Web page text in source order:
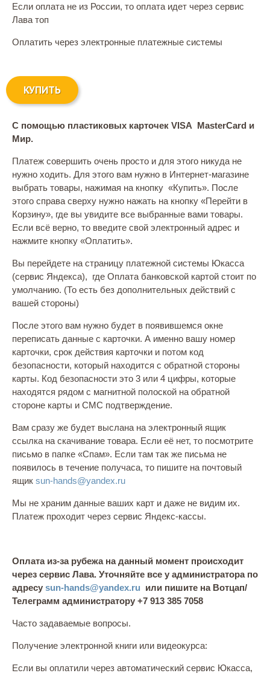
Если оплата не из России, то оплата идет через сервис
Лава топ
Оплатить через электронные платежные системы
КУПИТЬ
С помощью пластиковых карточек VISA MasterCard и
Мир.
Платеж совершить очень просто и для этого никуда не
нужно ходить. Для этого вам нужно в Интернет-магазине
выбрать товары, нажимая на кнопку «Купить». После
этого справа сверху нужно нажать на кнопку «Перейти в
Корзину», где вы увидите все выбранные вами товары.
Если всё верно, то введите свой электронный адрес и
нажмите кнопку «Оплатить».
Вы перейдете на страницу платежной системы Юкасса
(сервис Яндекса), где Оплата банковской картой стоит по
умолчанию. (То есть без дополнительных действий с
вашей стороны)
После этого вам нужно будет в появившемся окне
переписать данные с карточки. А именно вашу номер
карточки, срок действия карточки и потом код
безопасности, который находится с обратной стороны
карты. Код безопасности это 3 или 4 цифры, которые
находятся рядом с магнитной полоской на обратной
стороне карты и СМС подтверждение.
Вам сразу же будет выслана на электронный ящик
ссылка на скачивание товара. Если её нет, то посмотрите
письмо в папке «Спам». Если там так же письма не
появилось в течение получаса, то пишите на почтовый
ящик sun-hands@yandex.ru
Мы не храним данные ваших карт и даже не видим их.
Платеж проходит через сервис Яндекс-кассы.
Оплата из-за рубежа на данный момент происходит
через сервис Лава. Уточняйте все у администратора по
адресу sun-hands@yandex.ru или пишите на Вотцап/
Телеграмм администратору +7 913 385 7058
Часто задаваемые вопросы.
Получение электронной книги или видеокурса:
Если вы оплатили через автоматический сервис Юкасса,